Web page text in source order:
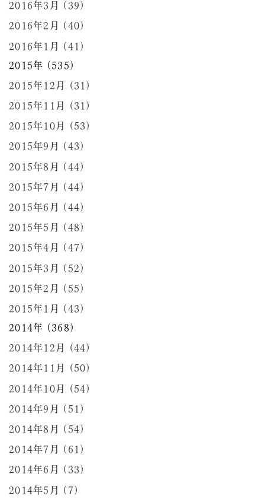
2016年3月 (39)
2016年2月 (40)
2016年1月 (41)
2015年 (535)
2015年12月 (31)
2015年11月 (31)
2015年10月 (53)
2015年9月 (43)
2015年8月 (44)
2015年7月 (44)
2015年6月 (44)
2015年5月 (48)
2015年4月 (47)
2015年3月 (52)
2015年2月 (55)
2015年1月 (43)
2014年 (368)
2014年12月 (44)
2014年11月 (50)
2014年10月 (54)
2014年9月 (51)
2014年8月 (54)
2014年7月 (61)
2014年6月 (33)
2014年5月 (7)